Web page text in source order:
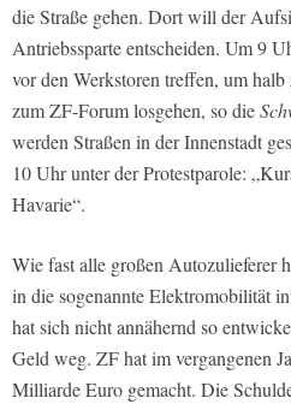
die Straße gehen. Dort will der
Antriebssparte entscheiden. Um 9
vor den Werkstoren treffen, um
zum ZF-Forum losgehen, so die
werden Straßen in der Innenstadt
10 Uhr unter der Protestparole:
Havarie“.
Wie fast alle großen Autozulieferer
in die sogenannte Elektromobilität
hat sich nicht annähernd so
Geld weg. ZF hat im vergangenen
Milliarde Euro gemacht. Die